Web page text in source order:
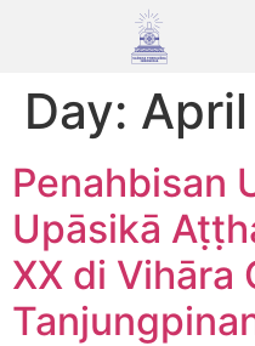
Day:
Penahbisan
Upāsikā
XX di Vihāra